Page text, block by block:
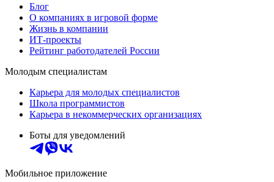
Блог
О компаниях в игровой форме
Жизнь в компании
ИТ-проекты
Рейтинг работодателей России
Молодым специалистам
Карьера для молодых специалистов
Школа программистов
Карьера в некоммерческих организациях
Боты для уведомлений
Мобильное приложение